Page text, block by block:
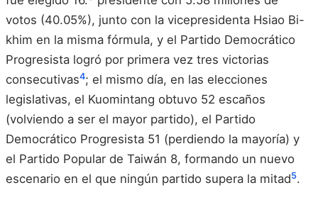
votos (40.05%), junto con la vicepresidenta Hsiao Bi-
khim en la misma fórmula, y el Partido Democrático
Progresista logró por primera vez tres victorias
consecutivas4; el mismo día, en las elecciones
legislativas, el Kuomintang obtuvo 52 escaños
(volviendo a ser el mayor partido), el Partido
Democrático Progresista 51 (perdiendo la mayoría) y
el Partido Popular de Taiwán 8, formando un nuevo
escenario en el que ningún partido supera la mitad5.